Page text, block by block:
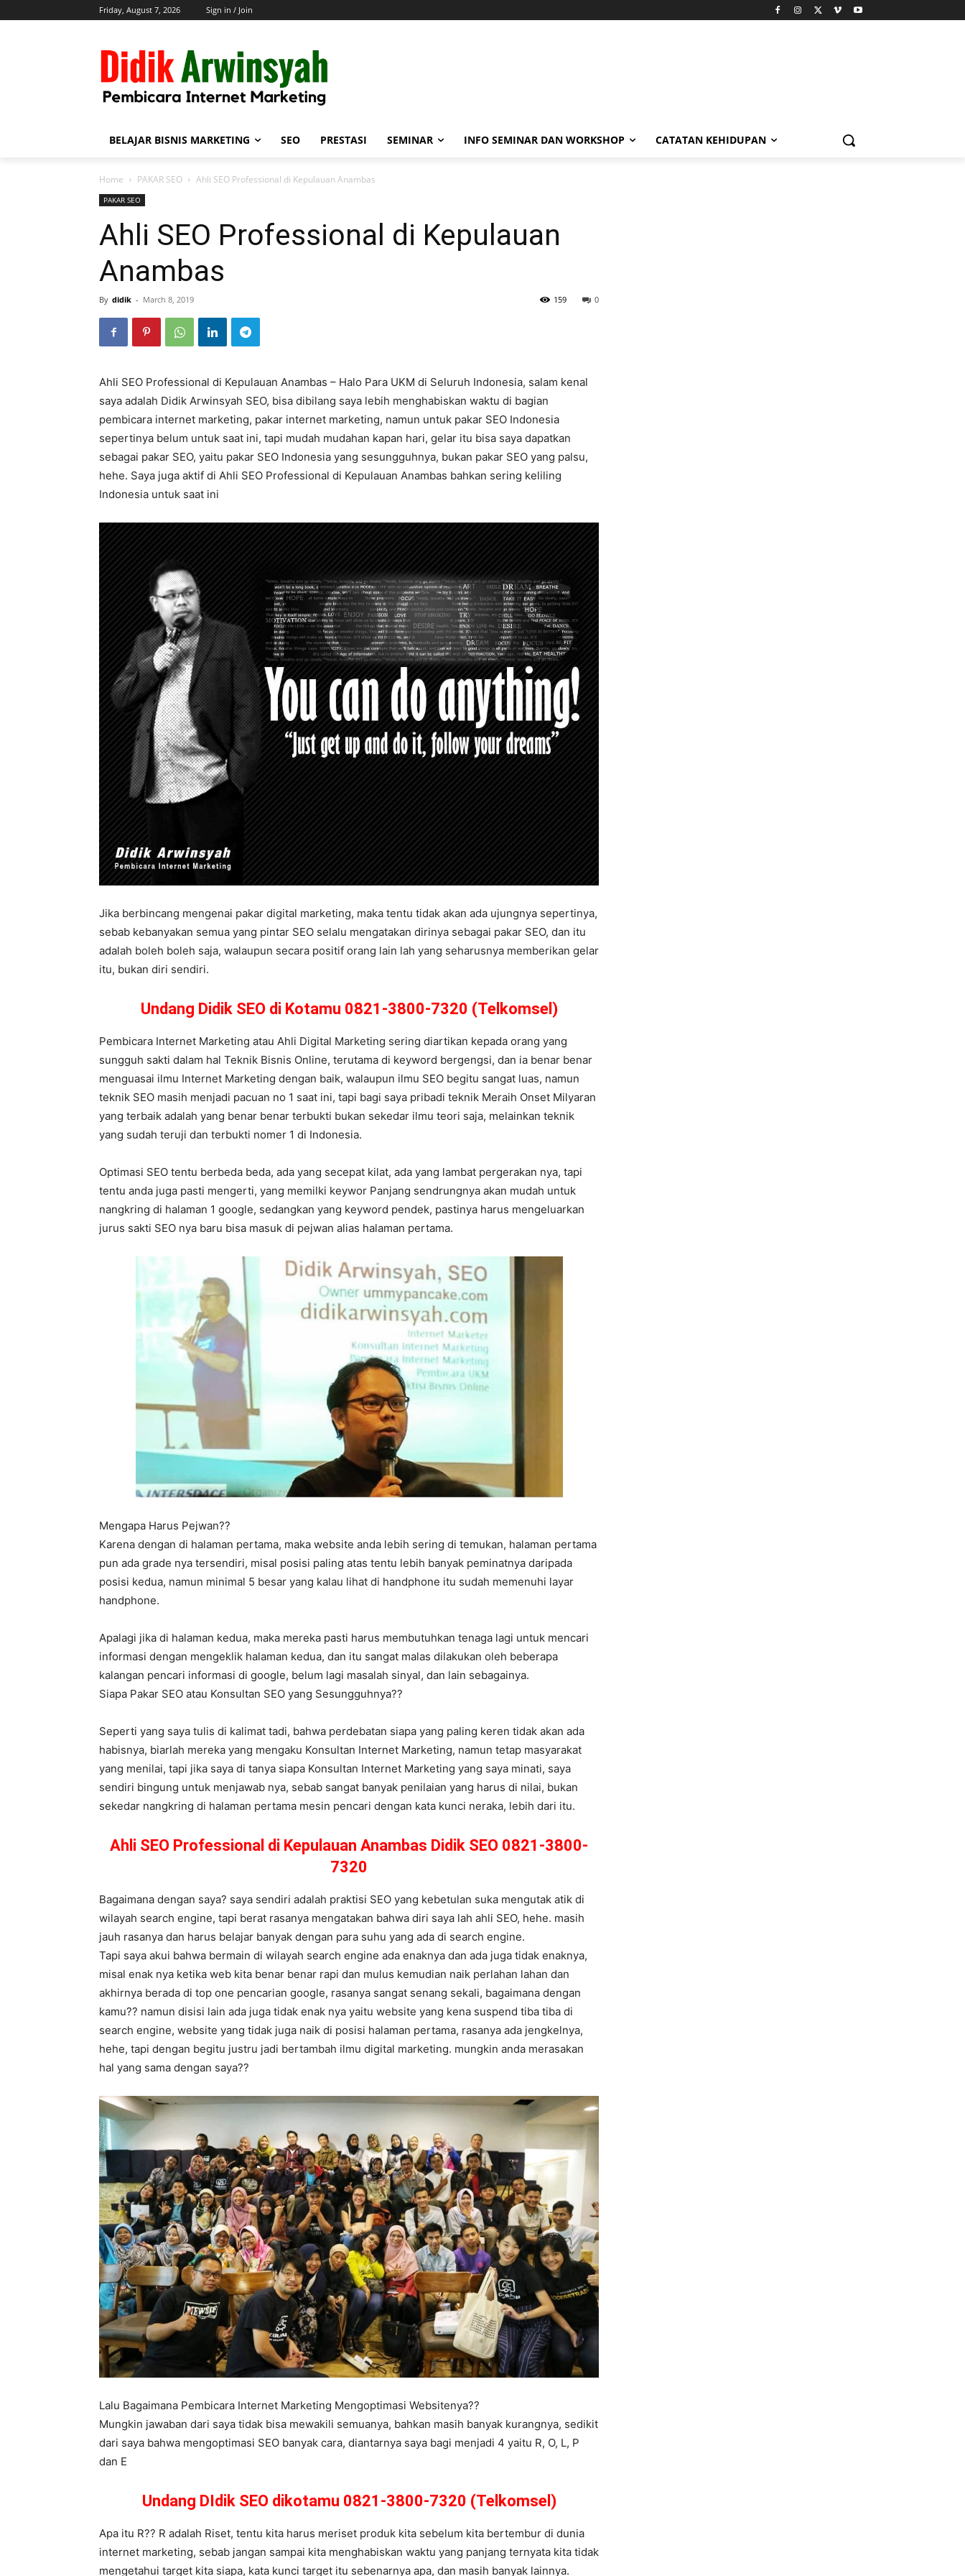
Friday, August 7, 2026 Sign in / Join
BELAJAR BISNIS MARKETING SEO PRESTASI SEMINAR INFO SEMINAR DAN WORKSHOP CATATAN KEHIDUPAN
Home PAKAR SEO Ahli SEO Professional di Kepulauan Anambas
PAKAR SEO
Ahli SEO Professional di Kepulauan
Anambas
By didik - March 8, 2019 0
159
Ahli SEO Professional di Kepulauan Anambas – Halo Para UKM di Seluruh Indonesia, salam kenal
saya adalah Didik Arwinsyah SEO, bisa dibilang saya lebih menghabiskan waktu di bagian
pembicara internet marketing, pakar internet marketing, namun untuk pakar SEO Indonesia
sepertinya belum untuk saat ini, tapi mudah mudahan kapan hari, gelar itu bisa saya dapatkan
sebagai pakar SEO, yaitu pakar SEO Indonesia yang sesungguhnya, bukan pakar SEO yang palsu,
hehe. Saya juga aktif di Ahli SEO Professional di Kepulauan Anambas bahkan sering keliling
Indonesia untuk saat ini
Jika berbincang mengenai pakar digital marketing, maka tentu tidak akan ada ujungnya sepertinya,
sebab kebanyakan semua yang pintar SEO selalu mengatakan dirinya sebagai pakar SEO, dan itu
adalah boleh boleh saja, walaupun secara positif orang lain lah yang seharusnya memberikan gelar
itu, bukan diri sendiri.
Undang Didik SEO di Kotamu 0821-3800-7320 (Telkomsel)
Pembicara Internet Marketing atau Ahli Digital Marketing sering diartikan kepada orang yang
sungguh sakti dalam hal Teknik Bisnis Online, terutama di keyword bergengsi, dan ia benar benar
menguasai ilmu Internet Marketing dengan baik, walaupun ilmu SEO begitu sangat luas, namun
teknik SEO masih menjadi pacuan no 1 saat ini, tapi bagi saya pribadi teknik Meraih Onset Milyaran
yang terbaik adalah yang benar benar terbukti bukan sekedar ilmu teori saja, melainkan teknik
yang sudah teruji dan terbukti nomer 1 di Indonesia.
Optimasi SEO tentu berbeda beda, ada yang secepat kilat, ada yang lambat pergerakan nya, tapi
tentu anda juga pasti mengerti, yang memilki keywor Panjang sendrungnya akan mudah untuk
nangkring di halaman 1 google, sedangkan yang keyword pendek, pastinya harus mengeluarkan
jurus sakti SEO nya baru bisa masuk di pejwan alias halaman pertama.
Mengapa Harus Pejwan??
Karena dengan di halaman pertama, maka website anda lebih sering di temukan, halaman pertama
pun ada grade nya tersendiri, misal posisi paling atas tentu lebih banyak peminatnya daripada
posisi kedua, namun minimal 5 besar yang kalau lihat di handphone itu sudah memenuhi layar
handphone.
Apalagi jika di halaman kedua, maka mereka pasti harus membutuhkan tenaga lagi untuk mencari
informasi dengan mengeklik halaman kedua, dan itu sangat malas dilakukan oleh beberapa
kalangan pencari informasi di google, belum lagi masalah sinyal, dan lain sebagainya.
Siapa Pakar SEO atau Konsultan SEO yang Sesungguhnya??
Seperti yang saya tulis di kalimat tadi, bahwa perdebatan siapa yang paling keren tidak akan ada
habisnya, biarlah mereka yang mengaku Konsultan Internet Marketing, namun tetap masyarakat
yang menilai, tapi jika saya di tanya siapa Konsultan Internet Marketing yang saya minati, saya
sendiri bingung untuk menjawab nya, sebab sangat banyak penilaian yang harus di nilai, bukan
sekedar nangkring di halaman pertama mesin pencari dengan kata kunci neraka, lebih dari itu.
Ahli SEO Professional di Kepulauan Anambas Didik SEO 0821-3800-
7320
Bagaimana dengan saya? saya sendiri adalah praktisi SEO yang kebetulan suka mengutak atik di
wilayah search engine, tapi berat rasanya mengatakan bahwa diri saya lah ahli SEO, hehe. masih
jauh rasanya dan harus belajar banyak dengan para suhu yang ada di search engine.
Tapi saya akui bahwa bermain di wilayah search engine ada enaknya dan ada juga tidak enaknya,
misal enak nya ketika web kita benar benar rapi dan mulus kemudian naik perlahan lahan dan
akhirnya berada di top one pencarian google, rasanya sangat senang sekali, bagaimana dengan
kamu?? namun disisi lain ada juga tidak enak nya yaitu website yang kena suspend tiba tiba di
search engine, website yang tidak juga naik di posisi halaman pertama, rasanya ada jengkelnya,
hehe, tapi dengan begitu justru jadi bertambah ilmu digital marketing. mungkin anda merasakan
hal yang sama dengan saya??
Lalu Bagaimana Pembicara Internet Marketing Mengoptimasi Websitenya??
Mungkin jawaban dari saya tidak bisa mewakili semuanya, bahkan masih banyak kurangnya, sedikit
dari saya bahwa mengoptimasi SEO banyak cara, diantarnya saya bagi menjadi 4 yaitu R, O, L, P
dan E
Undang DIdik SEO dikotamu 0821-3800-7320 (Telkomsel)
Apa itu R?? R adalah Riset, tentu kita harus meriset produk kita sebelum kita bertembur di dunia
internet marketing, sebab jangan sampai kita menghabiskan waktu yang panjang ternyata kita tidak
mengetahui target kita siapa, kata kunci target itu sebenarnya apa, dan masih banyak lainnya.